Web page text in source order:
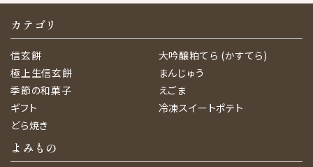
カテゴリ
信玄餅
極上生信玄餅
季節の和菓子
ギフト
どら焼き
大吟醸粕てら (かすてら)
まんじゅう
えごま
冷凍スイートポテト
よみもの